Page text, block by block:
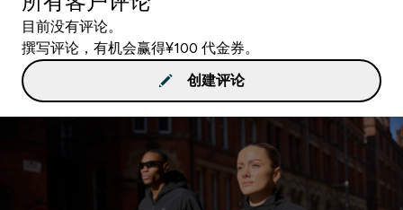
目前没有评论。
撰写评论，有机会赢得¥100 代金券。
创建评论